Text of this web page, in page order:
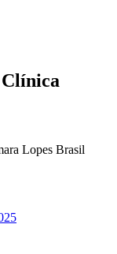
Lopes Brasil